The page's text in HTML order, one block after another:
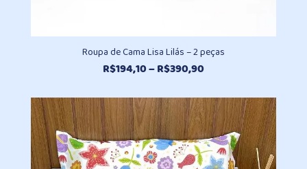
Roupa de Cama Lisa Lilás – 2 peças
R$194,10–R$390,90Faixa
preço:
R$194,10
através
R$390,90